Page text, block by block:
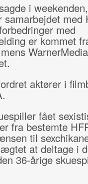
i
med
med
er kommet
aktører i
fået
fra bestemte
til
at deltage i
36-årige